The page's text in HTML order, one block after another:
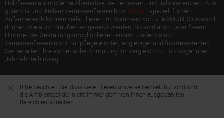
Holzfliesen als moderne Alternative die Terrassen und Balkone erobert. Aus
gutem Grund: Neben Terrassenfliesen bzw. Platten speziell für den
Außenbereich können viele Fliesen im Sortiment von KERAMUNDO sowohl
drinnen wie auch draußen eingesetzt werden. So sind auch unter freiem
Himmel die Gestaltungsmöglichkeiten enorm. Zudem sind
Terrassenfliesen nicht nur pflegeleichter, langlebiger und frostresistenter,
Sie behalten ihre ästhetische Anmutung im Vergleich zu Holz sogar über
Jahrzehnte hinweg.
Bitte beachten Sie, dass viele Fliesen universell einsetzbar sind und
die Ambientebilder nicht immer dem von Ihnen ausgewählten
Bereich entsprechen.